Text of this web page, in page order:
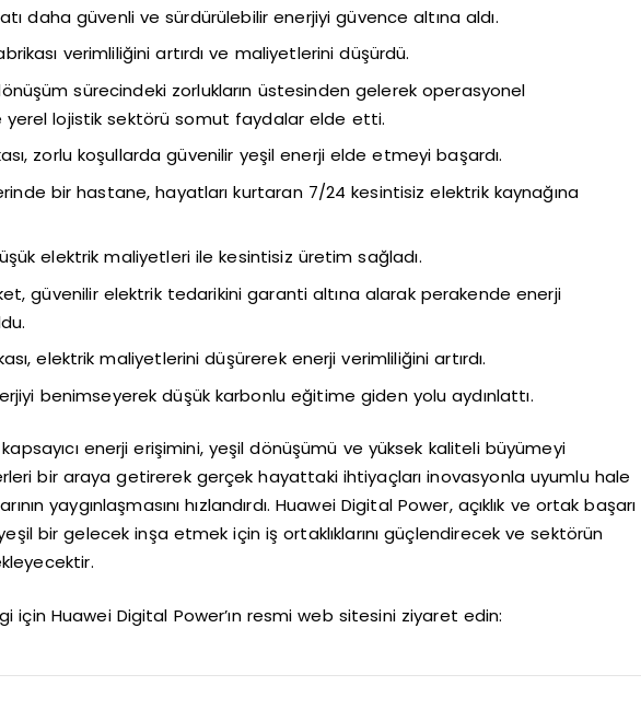
daha güvenli ve sürdürülebilir enerjiyi güvence altına aldı.
verimliliğini artırdı ve maliyetlerini düşürdü.
sürecindeki zorlukların üstesinden gelerek operasyonel
yerel lojistik sektörü somut faydalar elde etti.
zorlu koşullarda güvenilir yeşil enerji elde etmeyi başardı.
bir hastane, hayatları kurtaran 7/24 kesintisiz elektrik kaynağına
elektrik maliyetleri ile kesintisiz üretim sağladı.
güvenilir elektrik tedarikini garanti altına alarak perakende enerji
elektrik maliyetlerini düşürerek enerji verimliliğini artırdı.
benimseyerek düşük karbonlu eğitime giden yolu aydınlattı.
enerji erişimini, yeşil dönüşümü ve yüksek kaliteli büyümeyi
bir araya getirerek gerçek hayattaki ihtiyaçları inovasyonla uyumlu hale
yaygınlaşmasını hızlandırdı. Huawei Digital Power, açıklık ve ortak başarı
bir gelecek inşa etmek için iş ortaklıklarını güçlendirecek ve sektörün
için Huawei Digital Power’ın resmi web sitesini ziyaret edin: